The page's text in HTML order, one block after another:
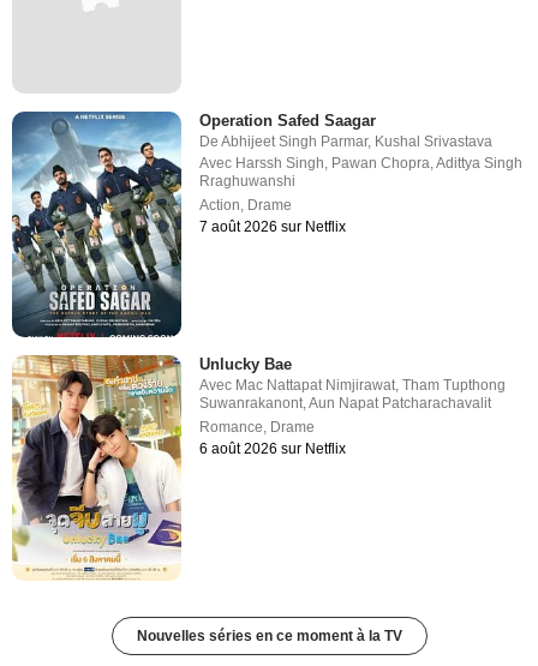
Operation Safed Saagar
DeAbhijeet Singh Parmar, Kushal Srivastava
Avec Harssh Singh Pawan Chopra ,Adittya Singh
Rraghuwanshi
Action Drame
7 août 2026 sur Netflix
Unlucky Bae
Avec Mac Nattapat Nimjirawat,Tham Tupthong
Suwanrakanont,Aun Napat Patcharachavalit
Romance, Drame
6 août 2026 sur Netflix
Nouvelles séries en ce moment à la TV